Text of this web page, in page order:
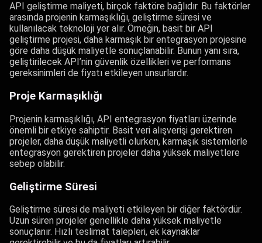
API geliştirme maliyeti, birçok faktöre bağlıdır. Bu faktörler
arasında projenin karmaşıklığı, geliştirme süresi ve
kullanılacak teknoloji yer alır. Örneğin, basit bir API
geliştirme projesi, daha karmaşık bir entegrasyon projesine
göre daha düşük maliyetle sonuçlanabilir. Bunun yanı sıra,
geliştirilecek API’nin güvenlik özellikleri ve performans
gereksinimleri de fiyatı etkileyen unsurlardır.
Proje Karmaşıklığı
Projenin karmaşıklığı, API entegrasyon fiyatları üzerinde
önemli bir etkiye sahiptir. Basit veri alışverişi gerektiren
projeler, daha düşük maliyetli olurken, karmaşık sistemlerle
entegrasyon gerektiren projeler daha yüksek maliyetlere
sebep olabilir.
Geliştirme Süresi
Geliştirme süresi de maliyeti etkileyen bir diğer faktördür.
Uzun süren projeler genellikle daha yüksek maliyetle
sonuçlanır. Hızlı teslimat talepleri, ek kaynaklar